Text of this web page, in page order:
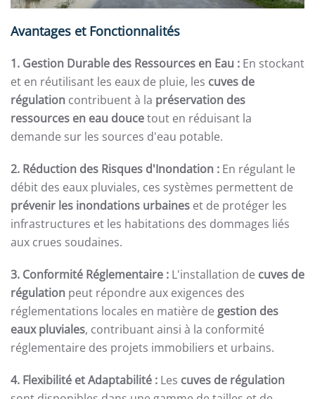
Avantages et Fonctionnalités
1. Gestion Durable des Ressources en Eau : En stockant
et en réutilisant les eaux de pluie, les cuves de
régulation contribuent à la préservation des
ressources en eau doucetout en réduisant la
demande sur les sources d'eau potable.
2. Réduction des Risques d'Inondation : En régulant le
débit des eaux pluviales, ces systèmes permettent de
prévenir les inondations urbaines et de protéger les
infrastructures et les habitations des dommages liés
aux crues soudaines.
3. Conformité Réglementaire : L'installation de cuves de
régulation peut répondre aux exigences des
réglementations locales en matière de gestion des
eaux pluviales, contribuant ainsi à la conformité
réglementaire des projets immobiliers et urbains.
4. Flexibilité et Adaptabilité : Les cuves de régulation